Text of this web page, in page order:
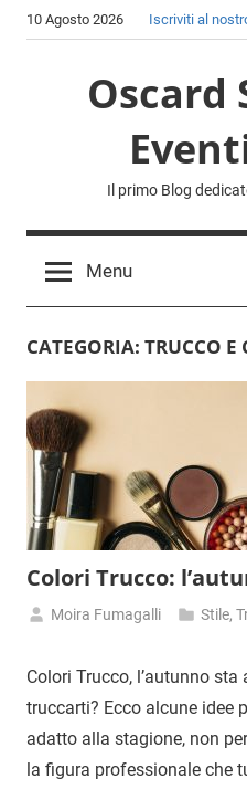
Skip10 Agosto 2026 Iscriviti al
Oscard
Il primo Blog
Menu
CATEGORIA: TRUCCO E
Colori Trucco:
Settembre
Moira Fumagalli Stile,
Colori Trucco, l’autunno
truccarti? Ecco alcune idee
adatto alla stagione, non
la figura professionale che